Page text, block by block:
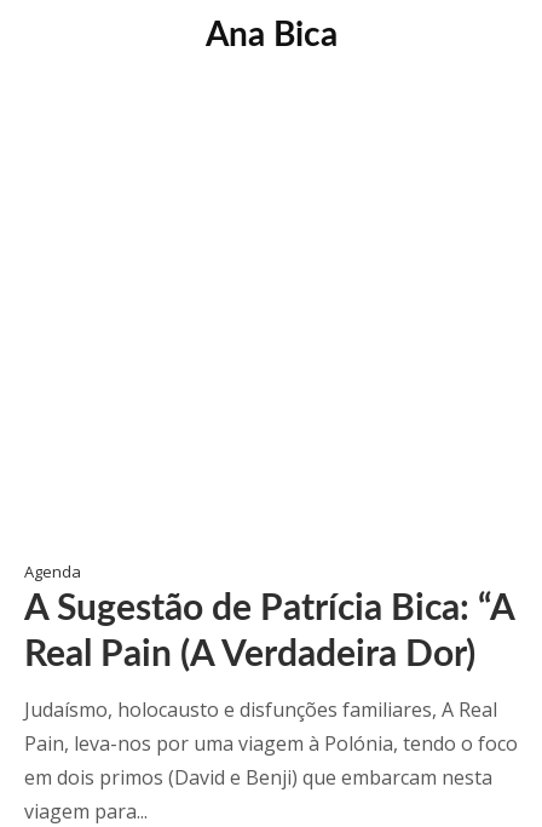
Ana Bica
Agenda
A Sugestão de Patrícia Bica: “A
Real Pain (A Verdadeira Dor)
Judaísmo, holocausto e disfunções familiares, A Real
Pain, leva-nos por uma viagem à Polónia, tendo o foco
em dois primos (David e Benji) que embarcam nesta
viagem para...